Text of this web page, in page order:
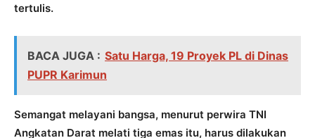
tertulis.
BACA JUGA : Satu Harga, 19 Proyek PL di Dinas
PUPR Karimun
Semangat melayani bangsa, menurut perwira TNI
Angkatan Darat melati tiga emas itu, harus dilakukan